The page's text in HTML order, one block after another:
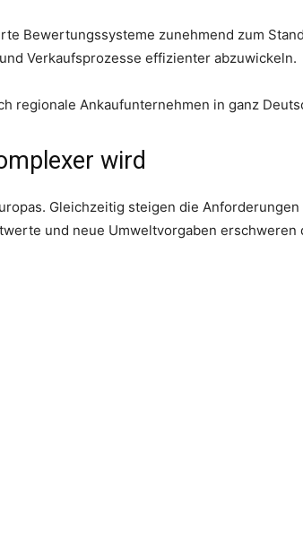
Bewertungssysteme zunehmend zum
Verkaufsprozesse effizienter abzuwickeln.
regionale Ankaufunternehmen in ganz
wird
Gleichzeitig steigen die
und neue Umweltvorgaben erschweren